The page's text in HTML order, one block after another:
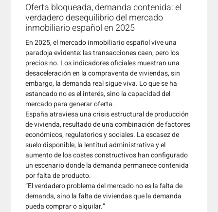
Oferta bloqueada, demanda contenida: el
verdadero desequilibrio del mercado
inmobiliario español en 2025
En 2025, el mercado inmobiliario español vive una
paradoja evidente: las transacciones caen, pero los
precios no. Los indicadores oficiales muestran una
desaceleración en la compraventa de viviendas, sin
embargo, la demanda real sigue viva. Lo que se ha
estancado no es el interés, sino la capacidad del
mercado para generar oferta.
España atraviesa una crisis estructural de producción
de vivienda, resultado de una combinación de factores
económicos, regulatorios y sociales. La escasez de
suelo disponible, la lentitud administrativa y el
aumento de los costes constructivos han configurado
un escenario donde la demanda permanece contenida
por falta de producto.
“El verdadero problema del mercado no es la falta de
demanda, sino la falta de viviendas que la demanda
pueda comprar o alquilar.”